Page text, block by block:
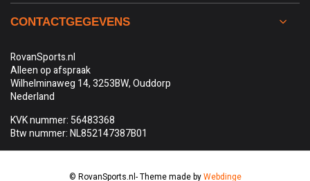
CONTACTGEGEVENS
RovanSports.nl
Alleen op afspraak
Wilhelminaweg 14, 3253BW, Ouddorp
Nederland
KVK nummer: 56483368
Btw nummer: NL852147387B01
© RovanSports.nl- Theme made byWebdinge